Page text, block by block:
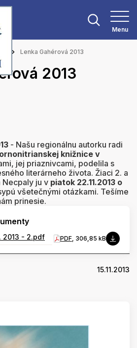
Menu
Lenka Gahérová 2013
2013
- Našu regionálnu autorku radi
knižnice v
jej priaznivcami, podelila s
literárneho života. Žiaci 2. a
Necpaly ju v piatok 22.11.2013 o
všetečnými otázkami. Tešíme
prinesie.
2013 - 2.pdf PDF, 306,85 kB
15.11.2013